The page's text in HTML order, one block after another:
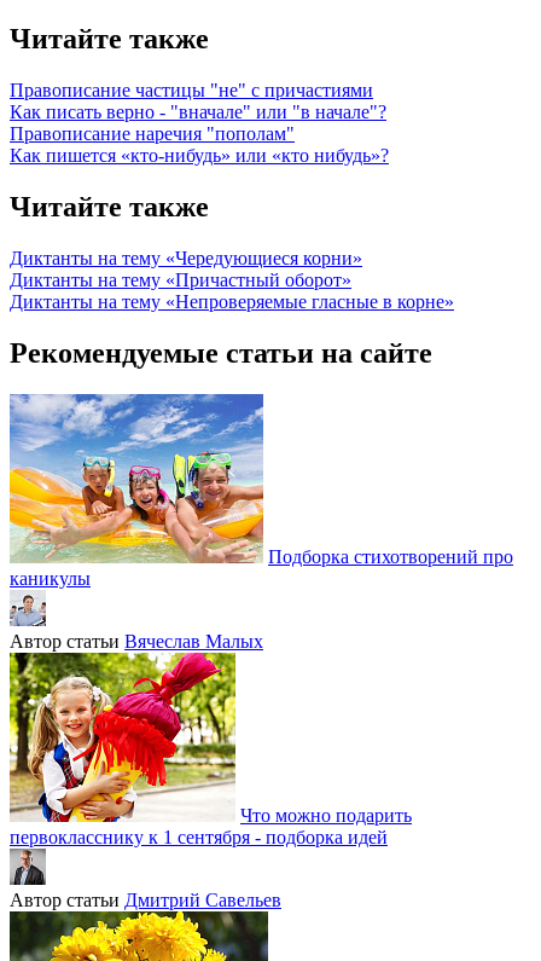
Читайте также
Правописание частицы "не" с причастиями
Как писать верно - "вначале" или "в начале"?
Правописание наречия "пополам"
Как пишется «кто-нибудь» или «кто нибудь»?
Читайте также
Диктанты на тему «Чередующиеся корни»
Диктанты на тему «Причастный оборот»
Диктанты на тему «Непроверяемые гласные в корне»
Рекомендуемые статьи на сайте
Подборка стихотворений про
каникулы
Автор статьи Вячеслав Малых
Что можно подарить
первокласснику к 1 сентября - подборка идей
Автор статьи Дмитрий Савельев